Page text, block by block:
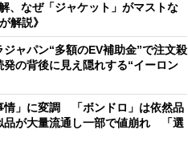
、なぜ「ジャケット」がマストな
解説》
ジャパン“多額のEV補助金”で注文殺
の背後に見え隠れする“イーロン
情」に変調 「ボンドロ」は依然品
品が大量流通し一部で値崩れ 「選